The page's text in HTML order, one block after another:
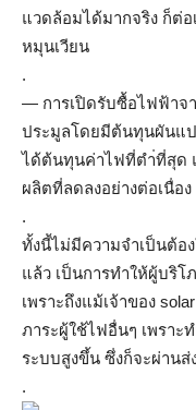
แวดล้อมได้มากจริง ก็ต่
หมุนเวียน
.
— การเปิดรับซื้อไฟฟ้าจ
ประมูลโดยมีต้นทุนผันแป
ได้ต้นทุนค่าไฟที่ตำ่ที่สุด
ผลิตที่ลดลงอย่างต่อเนื่อง
.
ทั้งนี้ไม่มีความจำเป็นต้อ
แล้ว เป็นการทำให้ผู้บริ
เพราะถึงแม้เจ้าของ
ภาระผู้ใช้ไฟอื่นๆ เพราะ
ระบบสูงขึ้น ซึ่งก็จะผ่าน
.